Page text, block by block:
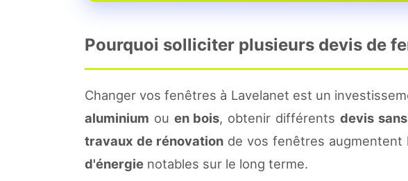
Pourquoi solliciter plusieurs devis de
Changer vos fenêtres à Lavelanet est un
aluminium ou en bois, obtenir différents devis
travaux de rénovationde vos fenêtres augmentent
d'énergie notables sur le long terme.